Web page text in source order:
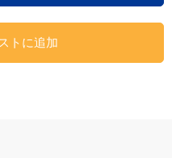
トに追加